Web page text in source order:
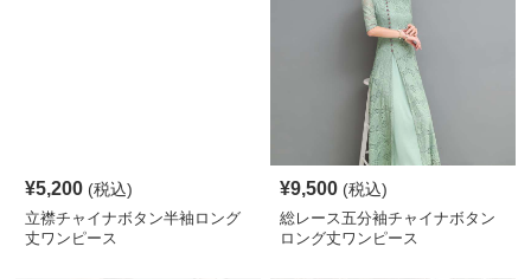
¥5,200 (税込)
立襟チャイナボタン半袖ロング
丈ワンピース
¥9,500 (税込)
総レース五分袖チャイナボタン
ロング丈ワンピース